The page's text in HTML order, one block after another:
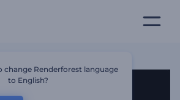
change Renderforest language
to English?